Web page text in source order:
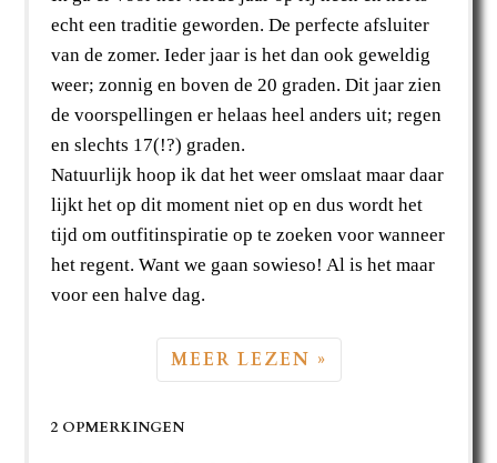
echt een traditie geworden. De perfecte afsluiter
van de zomer. Ieder jaar is het dan ook geweldig
weer; zonnig en boven de 20 graden. Dit jaar zien
de voorspellingen er helaas heel anders uit; regen
en slechts 17(!?) graden.
Natuurlijk hoop ik dat het weer omslaat maar daar
lijkt het op dit moment niet op en dus wordt het
tijd om outfitinspiratie op te zoeken voor wanneer
het regent. Want we gaan sowieso! Al is het maar
voor een halve dag.
MEER LEZEN »
2 OPMERKINGEN